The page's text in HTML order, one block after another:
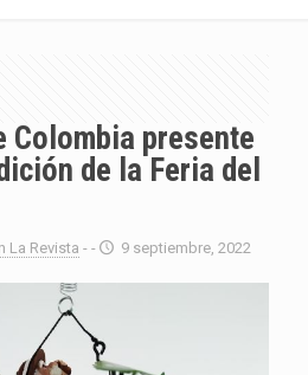
Colombia presente
de la Feria del
La Revista - - 9 septiembre, 2022